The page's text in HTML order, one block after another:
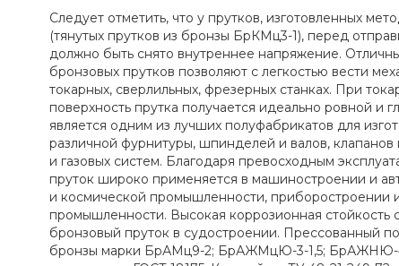
Следует отметить, что у прутков, изготовленных
(тянутых прутков из бронзы БрКМц3-1), перед
должно быть снято внутреннее напряжение.
бронзовых прутков позволяют с легкостью вести
токарных, сверлильных, фрезерных станках. При
поверхность прутка получается идеально ровной и
является одним из лучших полуфабрикатов для
различной фурнитуры, шпинделей и валов,
и газовых систем. Благодаря превосходным
пруток широко применяется в машиностроении и
и космической промышленности, приборостроении
промышленности. Высокая коррозионная стойкость
бронзовый пруток в судостроении. Прессованный
бронзы марки БрАМц9-2; БрАЖМцЮ-3-1,5; БрАЖНЮ-